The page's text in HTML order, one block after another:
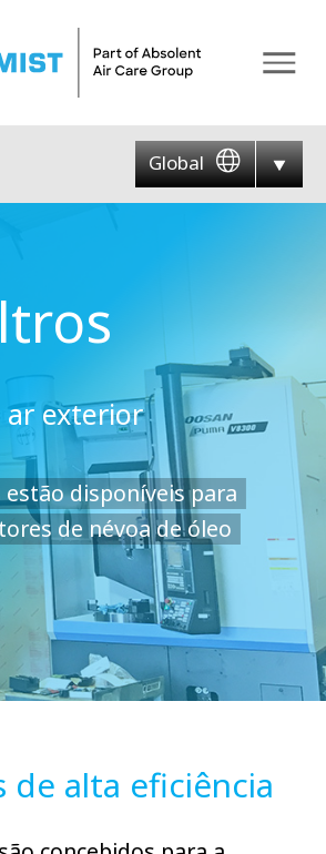
Global
ar exterior
disponíveis para
de névoa de óleo
de alta eficiência